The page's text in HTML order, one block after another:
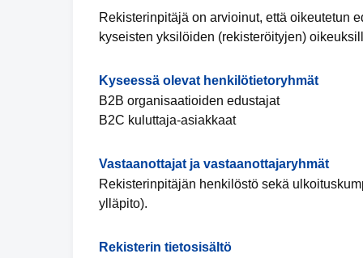
Rekisterinpitäjä on arvioinut, että oikeutetun
kyseisten yksilöiden (rekisteröityjen)
Kyseessä olevat henkilötietoryhmät
B2B organisaatioiden edustajat
B2C kuluttaja-asiakkaat
Vastaanottajat ja vastaanottajaryhmät
Rekisterinpitäjän henkilöstö sekä
ylläpito).
Rekisterin tietosisältö